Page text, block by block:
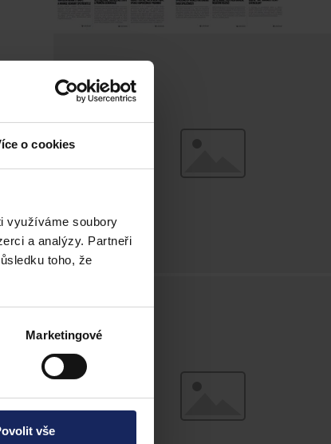
o cookies
využíváme soubory
a analýzy. Partneři
toho, že
Marketingové
vše